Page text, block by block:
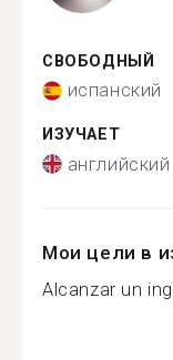
СВОБОДНЫЙ
испанский
ИЗУЧАЕТ
английский
Мои цели в
Alcanzar un